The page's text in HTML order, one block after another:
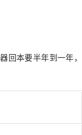
回本要半年到一年，